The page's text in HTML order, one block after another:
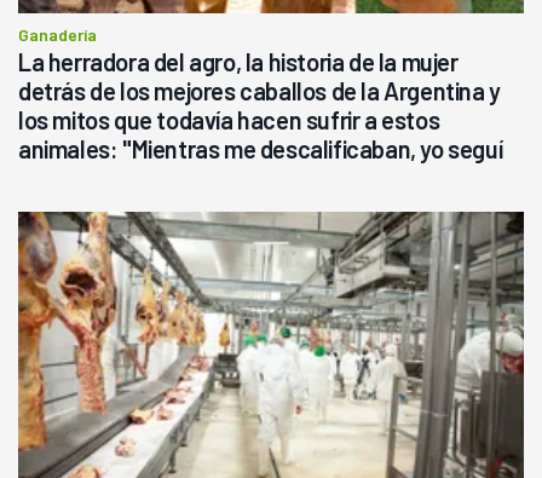
Ganadería
La herradora del agro, la historia de la mujer
detrás de los mejores caballos de la Argentina y
los mitos que todavía hacen sufrir a estos
animales: "Mientras me descalificaban, yo seguí